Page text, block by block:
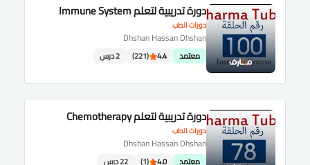
دورات الطب
دورة تدريبية لتعلم Immune System
Dhshan Hassan Dhshan
معتمد 4.4
(221) 2 درس
دورات الطب
دورة تدريبية لتعلم Chemotherapy
Dhshan Hassan Dhshan
معتمد 4.0
(1) 22 درس